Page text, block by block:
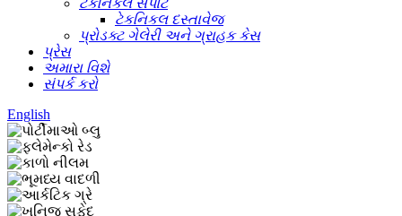
ટેકનિકલ સપોર્ટ
ટેકનિકલ દસ્તાવેજ
પ્રોડક્ટ ગેલેરી અને ગ્રાહક કેસ
પ્રેસ
અમારા વિશે
સંપર્ક કરો
English